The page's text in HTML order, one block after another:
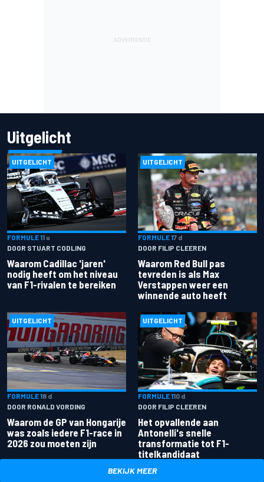
Uitgelicht
UITGELICHT
FORMULE 11 u
DOOR STUART CODLING
Waarom Cadillac 'jaren'
nodig heeft om het niveau
van F1-rivalen te bereiken
UITGELICHT
FORMULE 17 d
DOOR FILIP CLEEREN
Waarom Red Bull pas
tevreden is als Max
Verstappen weer een
winnende auto heeft
UITGELICHT
FORMULE 18 d
DOOR RONALD VORDING
Waarom de GP van Hongarije
was zoals iedere F1-race in
2026 zou moeten zijn
UITGELICHT
FORMULE 110 d
DOOR FILIP CLEEREN
Het opvallende aan
Antonelli's snelle
transformatie tot F1-
titelkandidaat
BEKIJK MEER